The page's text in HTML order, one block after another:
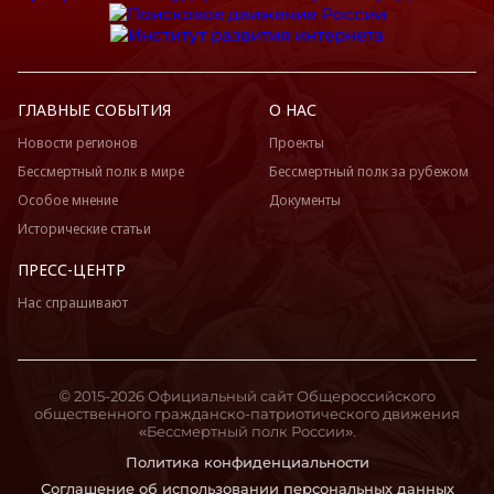
ГЛАВНЫЕ СОБЫТИЯ
Новости регионов
Бессмертный полк в мире
Особое мнение
Исторические статьи
О НАС
Проекты
Бессмертный полк за рубежом
Документы
ПРЕСС-ЦЕНТР
Нас спрашивают
Политика конфиденциальности
Соглашение об использовании персональных данных
© 2015-2026 Официальный сайт Общероссийского
общественного гражданско-патриотического движения
«Бессмертный полк России».